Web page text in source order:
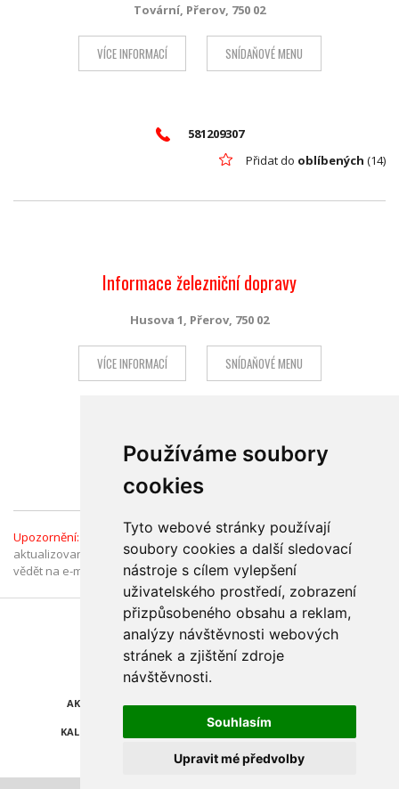
Používáme soubory
cookies
Tyto webové stránky používají
soubory cookies a další sledovací
nástroje s cílem vylepšení
uživatelského prostředí, zobrazení
přizpůsobeného obsahu a reklam,
analýzy návštěvnosti webových
stránek a zjištění zdroje
návštěvnosti.
Souhlasím
Upravit mé předvolby
Tovární, Přerov, 750 02
VÍCE INFORMACÍ SNÍDAŇOVÉ MENU
581209307
Přidat do oblíbených (14)
Informace železniční dopravy
Husova 1, Přerov, 750 02
VÍCE INFORMACÍ SNÍDAŇOVÉ MENU
581784411
oblíbených
Upozornění: Informace v Katalogu firem jsou ověřené a průběžně
aktualizované. Pokud jste přesto narazili na chybný údaj, dejte nám
vědět na e-mail:
katalog@olomouc.cz. Děkujeme.
Najdete nás také na
AKCE A SLEVY POLEDNÍ MENU
KALENDÁŘ AKCÍ